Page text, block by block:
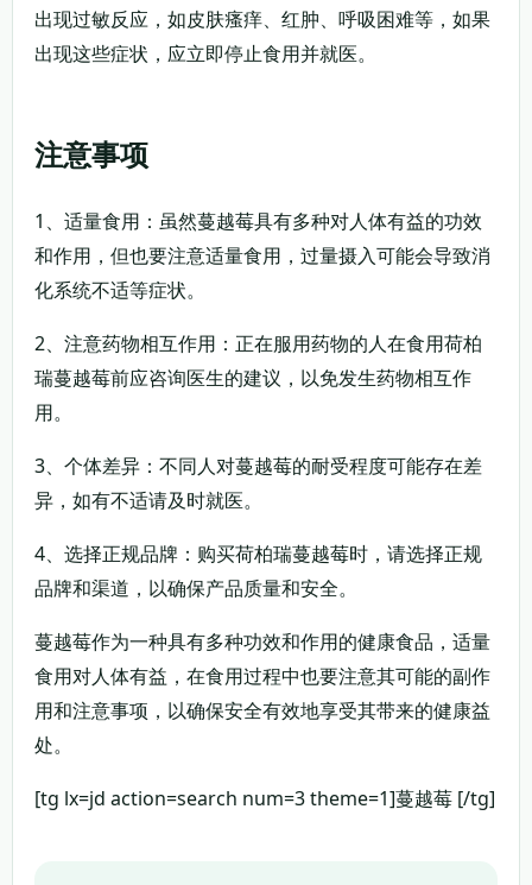
出现过敏反应，如皮肤瘙痒、红肿、呼吸困难等，如果
出现这些症状，应立即停止食用并就医。
注意事项
1、适量食用：虽然蔓越莓具有多种对人体有益的功效
和作用，但也要注意适量食用，过量摄入可能会导致消
化系统不适等症状。
2、注意药物相互作用：正在服用药物的人在食用荷柏
瑞蔓越莓前应咨询医生的建议，以免发生药物相互作
用。
3、个体差异：不同人对蔓越莓的耐受程度可能存在差
异，如有不适请及时就医。
4、选择正规品牌：购买荷柏瑞蔓越莓时，请选择正规
品牌和渠道，以确保产品质量和安全。
蔓越莓作为一种具有多种功效和作用的健康食品，适量
食用对人体有益，在食用过程中也要注意其可能的副作
用和注意事项，以确保安全有效地享受其带来的健康益
处。
[tg lx=jd action=search num=3 theme=1]蔓越莓 [/tg]